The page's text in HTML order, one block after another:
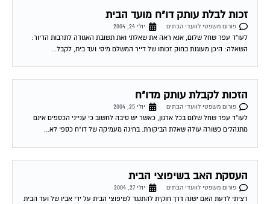
זכות לבלת עותק דו"ח מועד הבית
פורום משפטי לוועדי הבתים
יולי 24, 2004
לעו"ד עפר שחל שלום, אנא ראה את שאלתי ואת תשובת האגודה לתרבות הדיור:
השאלה: היכן מעוגנת בחוק זכותו של דייר המשלם מיסי ועד בית, לקבל...
הזכות לקבלת עותק מדו"ח
פורום משפטי לוועדי הבתים
יולי 25, 2004
לעו"ד עפר שחל שלום בכל ארגון, כאשר יש סיבה לחשוב כי ענייני הכספים אינם
מתנהלים כשורה עולה שאלת הביקורת. בחינה מעמיקה של דו"ח כספי לא...
העסקת האב בשיפוצי הבית
פורום משפטי לוועדי הבתים
יולי 27, 2004
רציתי לדעת האם ישנה דרך חוקית להתנגד לשיפוצי הבית על ידי אביו של ועד הבית